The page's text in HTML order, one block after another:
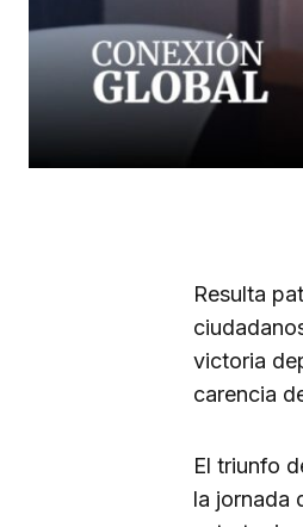
Resulta
victoria
carencia
El triunfo
la jornada